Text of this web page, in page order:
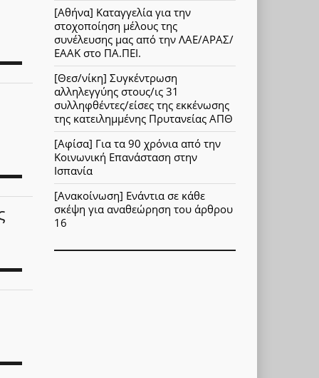
[Αθήνα] Καταγγελία για την
στοχοποίηση μέλους της
συνέλευσης μας από την ΛΑΕ/ΑΡΑΣ/
ΕΑΑΚ στο ΠΑ.ΠΕΙ.
[Θεσ/νίκη] Συγκέντρωση
αλληλεγγύης στους/ις 31
συλληφθέντες/είσες της εκκένωσης
της κατειλημμένης Πρυτανείας ΑΠΘ
[Αφίσα] Για τα 90 χρόνια από την
Κοινωνική Επανάσταση στην
Ισπανία
[Ανακοίνωση] Ενάντια σε κάθε
σκέψη για αναθεώρηση του άρθρου
16